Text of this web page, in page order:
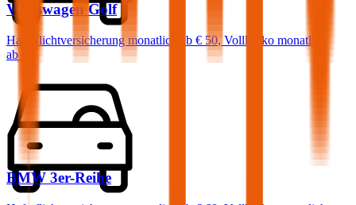
Volkswagen Golf
Haftpflichtversicherung monatlich ab € 50,Vollkasko monatlich
ab …
BMW 3er-Reihe